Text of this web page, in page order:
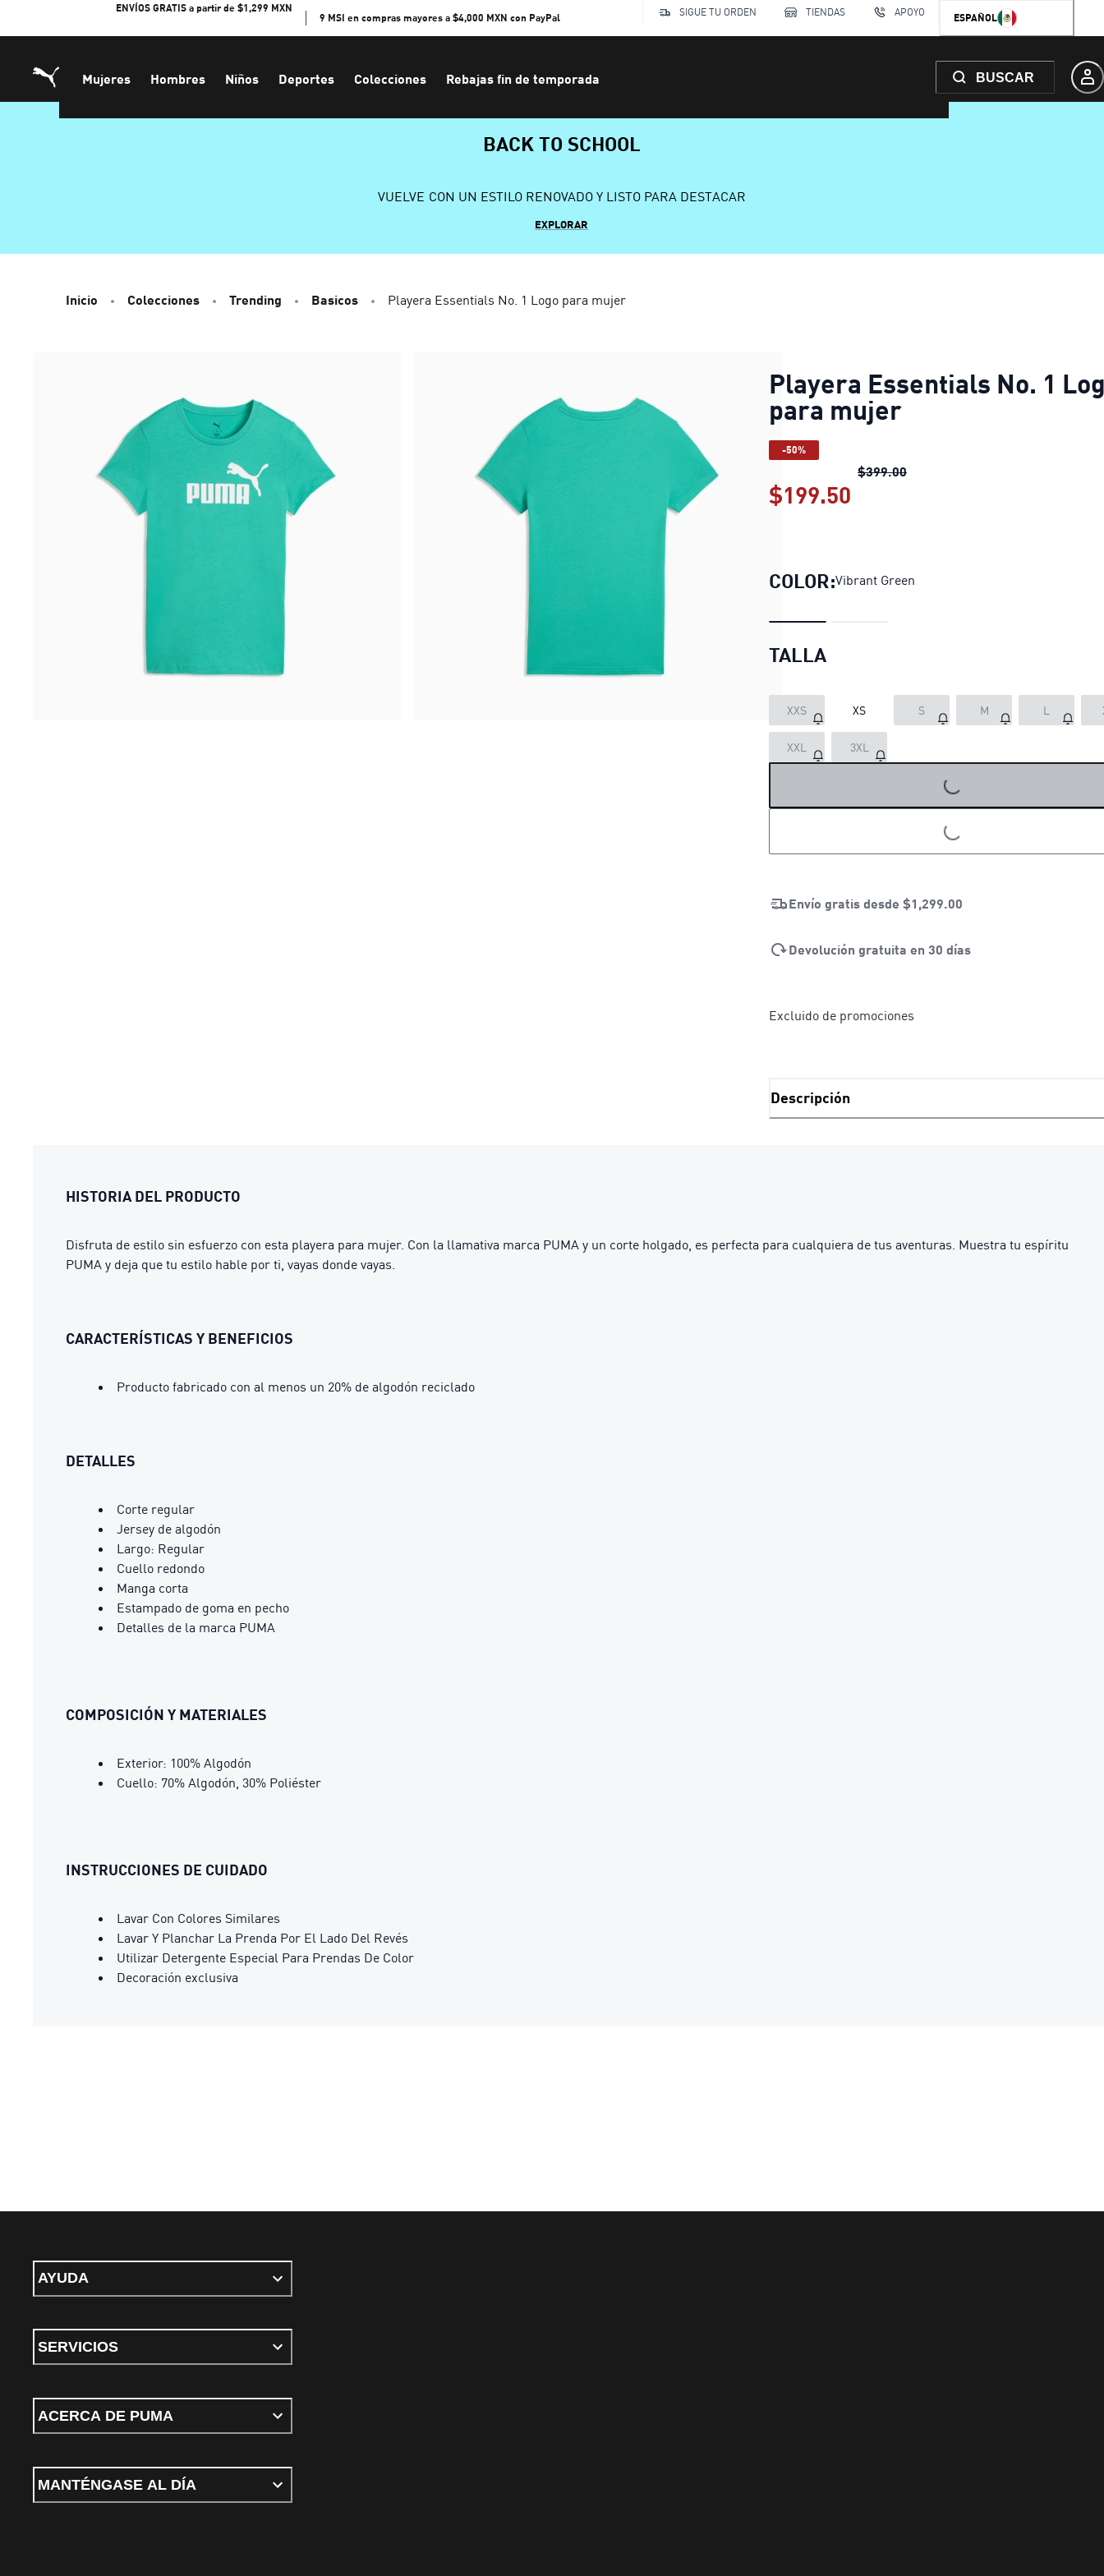
ENVÍOS GRATIS a partir de $1,299 MXN
9 MSI en compras mayores a $4,000 MXN con PayPal
SIGUE TU ORDEN TIENDAS APOYO ESPAÑOL
Mujeres Hombres Niños Deportes Colecciones Rebajas fin de temporada BUSCAR
BACK TO SCHOOL
VUELVE CON UN ESTILO RENOVADO Y LISTO PARA DESTACAR
EXPLORAR
Inicio Colecciones Trending Basicos Playera Essentials No. 1 Logo para mujer
Playera Essentials No. 1
para mujer
-50%
$399.00Playera Essentials No. 1 Logo
$199.50
COLOR:Vibrant Green
TALLA
XXS XS S M L
XXL 3XL
Envío gratis desde $1,299.00
Devolución gratuita en 30 días
Excluido de promociones
Descripción
HISTORIA DEL PRODUCTO
Disfruta de estilo sin esfuerzo con esta playera para mujer. Con la llamativa marca PUMA y un corte holgado, es perfecta para cualquiera de tus aventuras. Muestra tu espíritu
PUMA y deja que tu estilo hable por ti, vayas donde vayas.
CARACTERÍSTICAS Y BENEFICIOS
Producto fabricado con al menos un 20% de algodón reciclado
DETALLES
Corte regular
Jersey de algodón
Largo: Regular
Cuello redondo
Manga corta
Estampado de goma en pecho
Detalles de la marca PUMA
COMPOSICIÓN Y MATERIALES
Exterior: 100% Algodón
Cuello: 70% Algodón, 30% Poliéster
INSTRUCCIONES DE CUIDADO
Lavar Con Colores Similares
Lavar Y Planchar La Prenda Por El Lado Del Revés
Utilizar Detergente Especial Para Prendas De Color
Decoración exclusiva
AYUDA
SERVICIOS
ACERCA DE PUMA
MANTÉNGASE AL DÍA